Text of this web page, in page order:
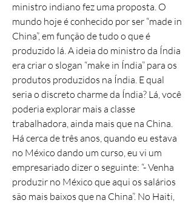
ministro indiano fez uma proposta. O
mundo hoje é conhecido por ser “made in
China”, em função de tudo o que é
produzido lá. A ideia do ministro da Índia
era criar o slogan “make in Índia” para os
produtos produzidos na Índia. E qual
seria o discreto charme da Índia? Lá, você
poderia explorar mais a classe
trabalhadora, ainda mais que na China.
Há cerca de três anos, quando eu estava
no México dando um curso, eu vi um
empresariado dizer o seguinte: “- Venha
produzir no México que aqui os salários
são mais baixos que na China”. No Haiti,